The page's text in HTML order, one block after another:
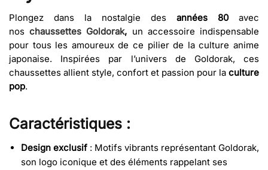
Plongez dans la nostalgie des années 80avec
noschaussettes Goldorak, un accessoire indispensable
pour tous les amoureux de ce pilier de la culture anime
japonaise. Inspirées par l’univers de Goldorak, ces
chaussettes allient style, confort et passion pour la culture
pop.
Caractéristiques :
Design exclusif : Motifs vibrants représentant Goldorak,
son logo iconique et des éléments rappelant ses